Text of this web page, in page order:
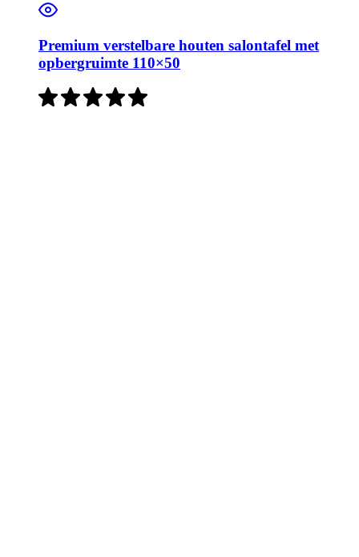
Premium verstelbare houten salontafel met
opbergruimte 110×50